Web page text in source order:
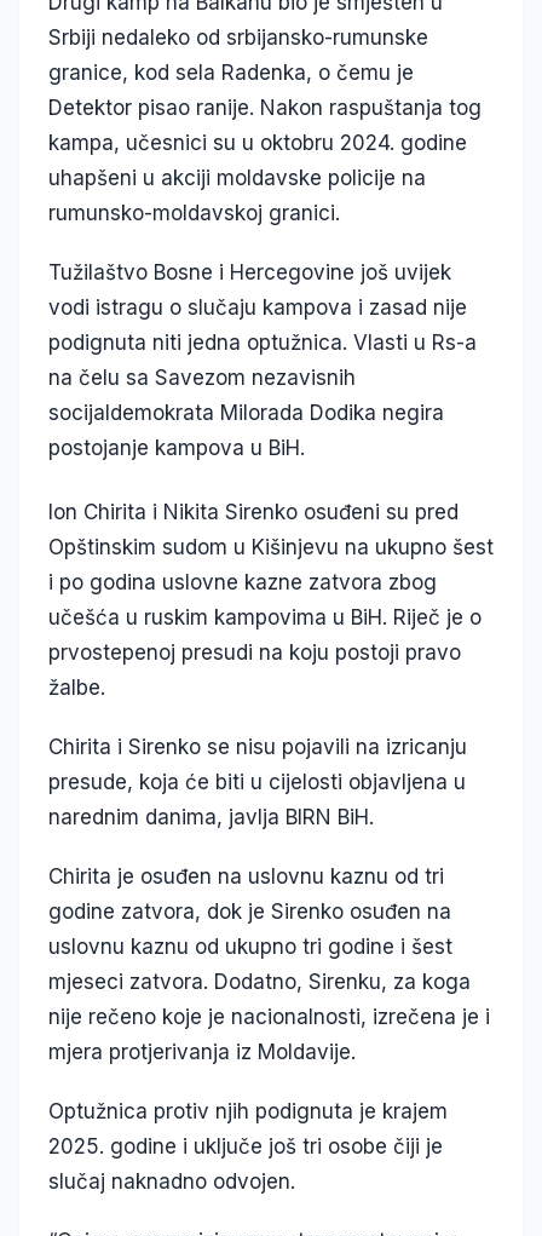
Srbiji nedaleko od srbijansko-rumunske
granice, kod sela Radenka, o čemu je
Detektor pisao ranije. Nakon raspuštanja tog
kampa, učesnici su u oktobru 2024. godine
uhapšeni u akciji moldavske policije na
rumunsko-moldavskoj granici.
Tužilaštvo Bosne i Hercegovine još uvijek
vodi istragu o slučaju kampova i zasad nije
podignuta niti jedna optužnica. Vlasti u Rs-a
na čelu sa Savezom nezavisnih
socijaldemokrata Milorada Dodika negira
postojanje kampova u BiH.
Ion Chirita i Nikita Sirenko osuđeni su pred
Opštinskim sudom u Kišinjevu na ukupno šest
i po godina uslovne kazne zatvora zbog
učešća u ruskim kampovima u BiH. Riječ je o
prvostepenoj presudi na koju postoji pravo
žalbe.
Chirita i Sirenko se nisu pojavili na izricanju
presude, koja će biti u cijelosti objavljena u
narednim danima, javlja BIRN BiH.
Chirita je osuđen na uslovnu kaznu od tri
godine zatvora, dok je Sirenko osuđen na
uslovnu kaznu od ukupno tri godine i šest
mjeseci zatvora. Dodatno, Sirenku, za koga
nije rečeno koje je nacionalnosti, izrečena je i
mjera protjerivanja iz Moldavije.
Optužnica protiv njih podignuta je krajem
2025. godine i uključe još tri osobe čiji je
slučaj naknadno odvojen.